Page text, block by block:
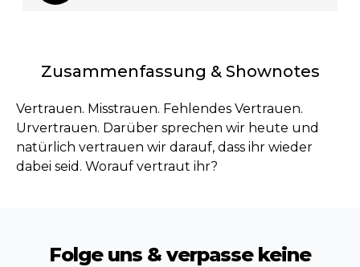
Zusammenfassung & Shownotes
Vertrauen. Misstrauen. Fehlendes Vertrauen.
Urvertrauen. Darüber sprechen wir heute und
natürlich vertrauen wir darauf, dass ihr wieder
dabei seid. Worauf vertraut ihr?
Folge uns & verpasse keine